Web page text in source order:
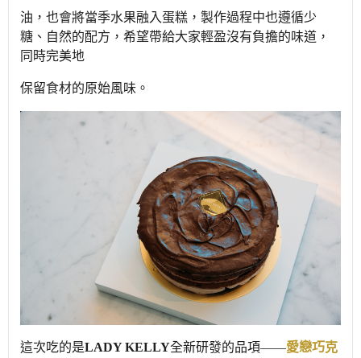
油，也會將當季水果融入蛋糕，製作過程中也遵循少
糖、自然的配方，希望帶給大家輕盈沒有負擔的味道，
同時完美地
保留食材的原始風味。
這次吃的是LADY KELLY全新研發的品項——愛戀巧克